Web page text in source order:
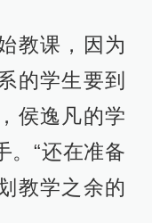
教课，因为
的学生要到
侯逸凡的学
。“还在准备
教学之余的